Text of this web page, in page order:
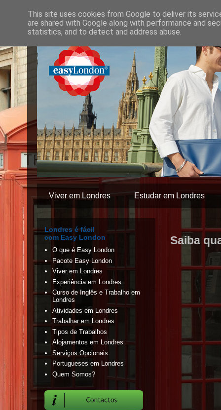
Viver em Londres Estudar em Londres
Saiba
Londres é fácil
com Easy London
O que é Easy London
Pacote Easy London
Viver em Londres
Experiência em Londres
Curso de Inglês e Trabalho em
Londres
Atividades em Londres
Trabalhar em Londres
Tipos de Trabalhos
Alojamentos em Londres
Serviços Opcionais
Portugueses em Londres
Quem Somos?
This site uses cookies from Google to deliver its
are shared with Google along with performance and
statistics, and to detect and address abuse.